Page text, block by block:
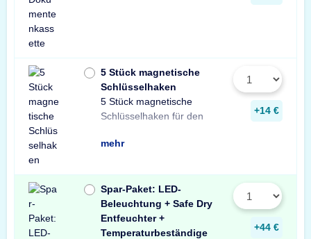
5 Stück magnetische
Schlüsselhaken
5 Stück magnetische
Schlüsselhaken für den
Innenraum Ihres Tresors.
Die einfache, praktische
und sichere Lösung zur
Aufbewahrung von
Schlüsseln in Ihrem
mehr
+14 €
Spar-Paket: LED-
Beleuchtung + Safe Dry
Entfeuchter +
Temperaturbeständige
+44 €